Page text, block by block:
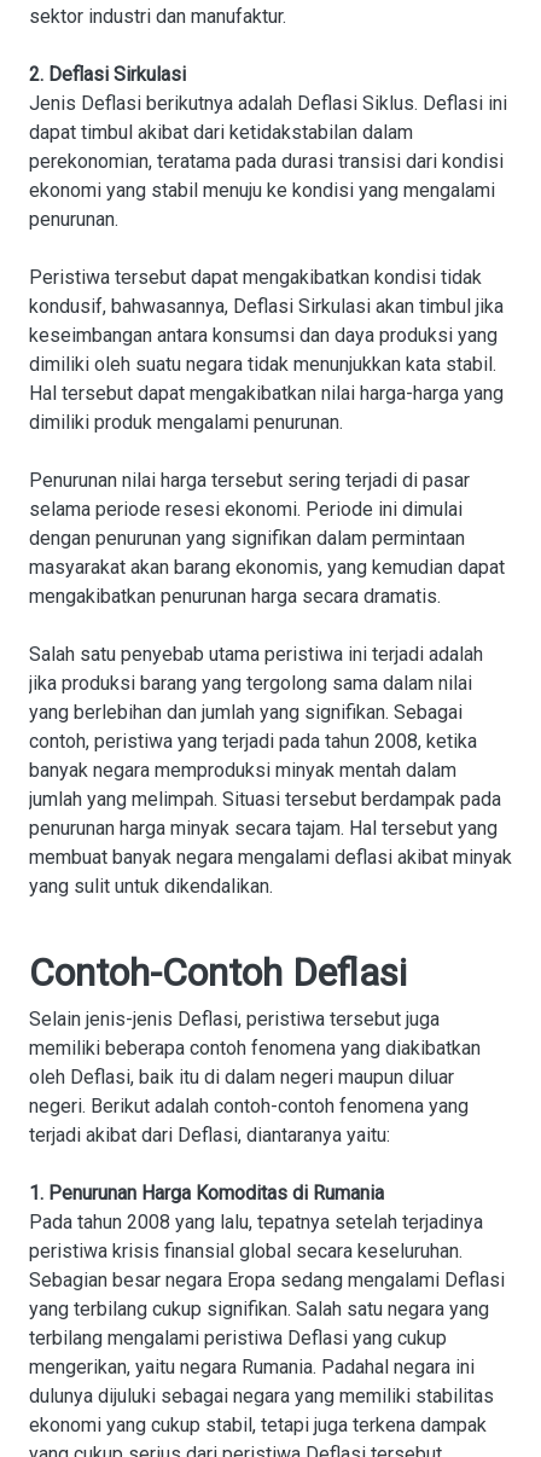
sektor industri dan manufaktur.
2. Deflasi Sirkulasi
Jenis Deflasi berikutnya adalah Deflasi Siklus. Deflasi ini
dapat timbul akibat dari ketidakstabilan dalam
perekonomian, teratama pada durasi transisi dari kondisi
ekonomi yang stabil menuju ke kondisi yang mengalami
penurunan.
Peristiwa tersebut dapat mengakibatkan kondisi tidak
kondusif, bahwasannya, Deflasi Sirkulasi akan timbul jika
keseimbangan antara konsumsi dan daya produksi yang
dimiliki oleh suatu negara tidak menunjukkan kata stabil.
Hal tersebut dapat mengakibatkan nilai harga-harga yang
dimiliki produk mengalami penurunan.
Penurunan nilai harga tersebut sering terjadi di pasar
selama periode resesi ekonomi. Periode ini dimulai
dengan penurunan yang signifikan dalam permintaan
masyarakat akan barang ekonomis, yang kemudian dapat
mengakibatkan penurunan harga secara dramatis.
Salah satu penyebab utama peristiwa ini terjadi adalah
jika produksi barang yang tergolong sama dalam nilai
yang berlebihan dan jumlah yang signifikan. Sebagai
contoh, peristiwa yang terjadi pada tahun 2008, ketika
banyak negara memproduksi minyak mentah dalam
jumlah yang melimpah. Situasi tersebut berdampak pada
penurunan harga minyak secara tajam. Hal tersebut yang
membuat banyak negara mengalami deflasi akibat minyak
yang sulit untuk dikendalikan.
Contoh-Contoh Deflasi
Selain jenis-jenis Deflasi, peristiwa tersebut juga
memiliki beberapa contoh fenomena yang diakibatkan
oleh Deflasi, baik itu di dalam negeri maupun diluar
negeri. Berikut adalah contoh-contoh fenomena yang
terjadi akibat dari Deflasi, diantaranya yaitu:
1. Penurunan Harga Komoditas di Rumania
Pada tahun 2008 yang lalu, tepatnya setelah terjadinya
peristiwa krisis finansial global secara keseluruhan.
Sebagian besar negara Eropa sedang mengalami Deflasi
yang terbilang cukup signifikan. Salah satu negara yang
terbilang mengalami peristiwa Deflasi yang cukup
mengerikan, yaitu negara Rumania. Padahal negara ini
dulunya dijuluki sebagai negara yang memiliki stabilitas
ekonomi yang cukup stabil, tetapi juga terkena dampak